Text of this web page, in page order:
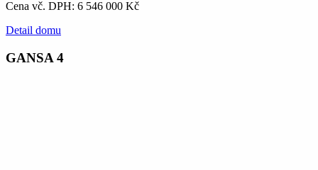
Cena vč. DPH: 6 546 000 Kč
Detail domu
GANSA 4